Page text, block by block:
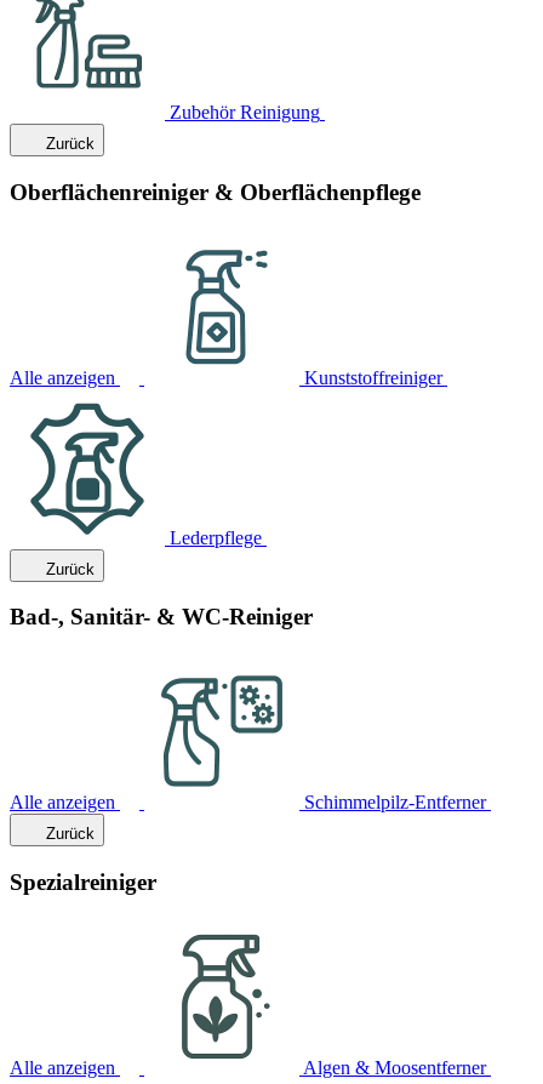
Zubehör Reinigung
Zurück
Oberflächenreiniger & Oberflächenpflege
Alle anzeigen Kunststoffreiniger
Lederpflege
Zurück
Bad-, Sanitär- & WC-Reiniger
Alle anzeigen Schimmelpilz-Entferner
Zurück
Spezialreiniger
Alle anzeigen Algen & Moosentferner